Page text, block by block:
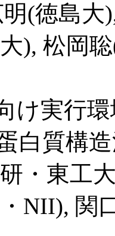
(徳島
), 松岡
け実行
白質構
・東工
NII), 関